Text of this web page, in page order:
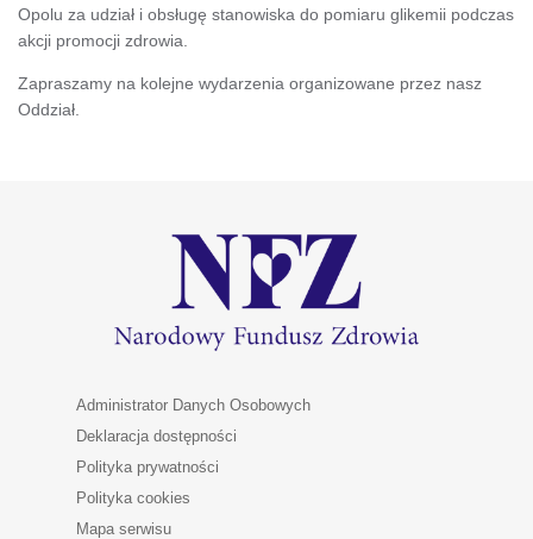
Opolu za udział i obsługę stanowiska do pomiaru glikemii podczas
akcji promocji zdrowia.
Zapraszamy na kolejne wydarzenia organizowane przez nasz
Oddział.
Administrator Danych Osobowych
Deklaracja dostępności
Polityka prywatności
Polityka cookies
Mapa serwisu